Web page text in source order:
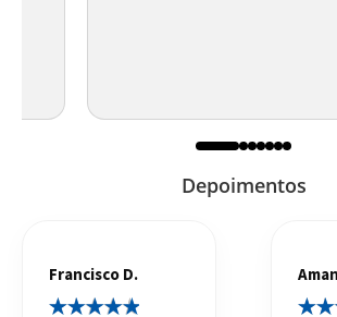
Depoimentos
Francisco D.